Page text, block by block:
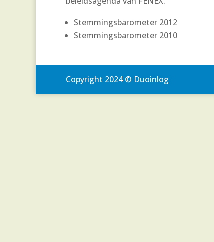
Stemmingsbarometer 2012
Stemmingsbarometer 2010
Copyright 2024 © Duoinlog